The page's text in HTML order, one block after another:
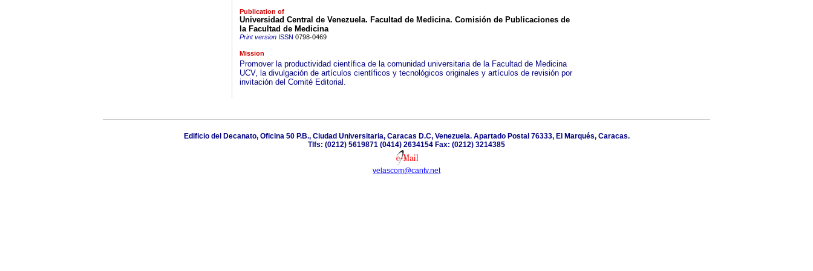
Publication of
Universidad Central de Venezuela. Facultad de Medicina. Comisión de Publicaciones de
la Facultad de Medicina
Print versionISSN 0798-0469
Mission
Promover la productividad científica de la comunidad universitaria de la Facultad de Medicina
UCV, la divulgación de artículos científicos y tecnológicos originales y artículos de revisión por
invitación del Comité Editorial.
Edificio del Decanato, Oficina 50 P.B., Ciudad Universitaria, Caracas D.C, Venezuela. Apartado Postal 76333, El Marqués, Caracas.
Tlfs: (0212) 5619871 (0414) 2634154 Fax: (0212) 3214385
velascom@cantv.net